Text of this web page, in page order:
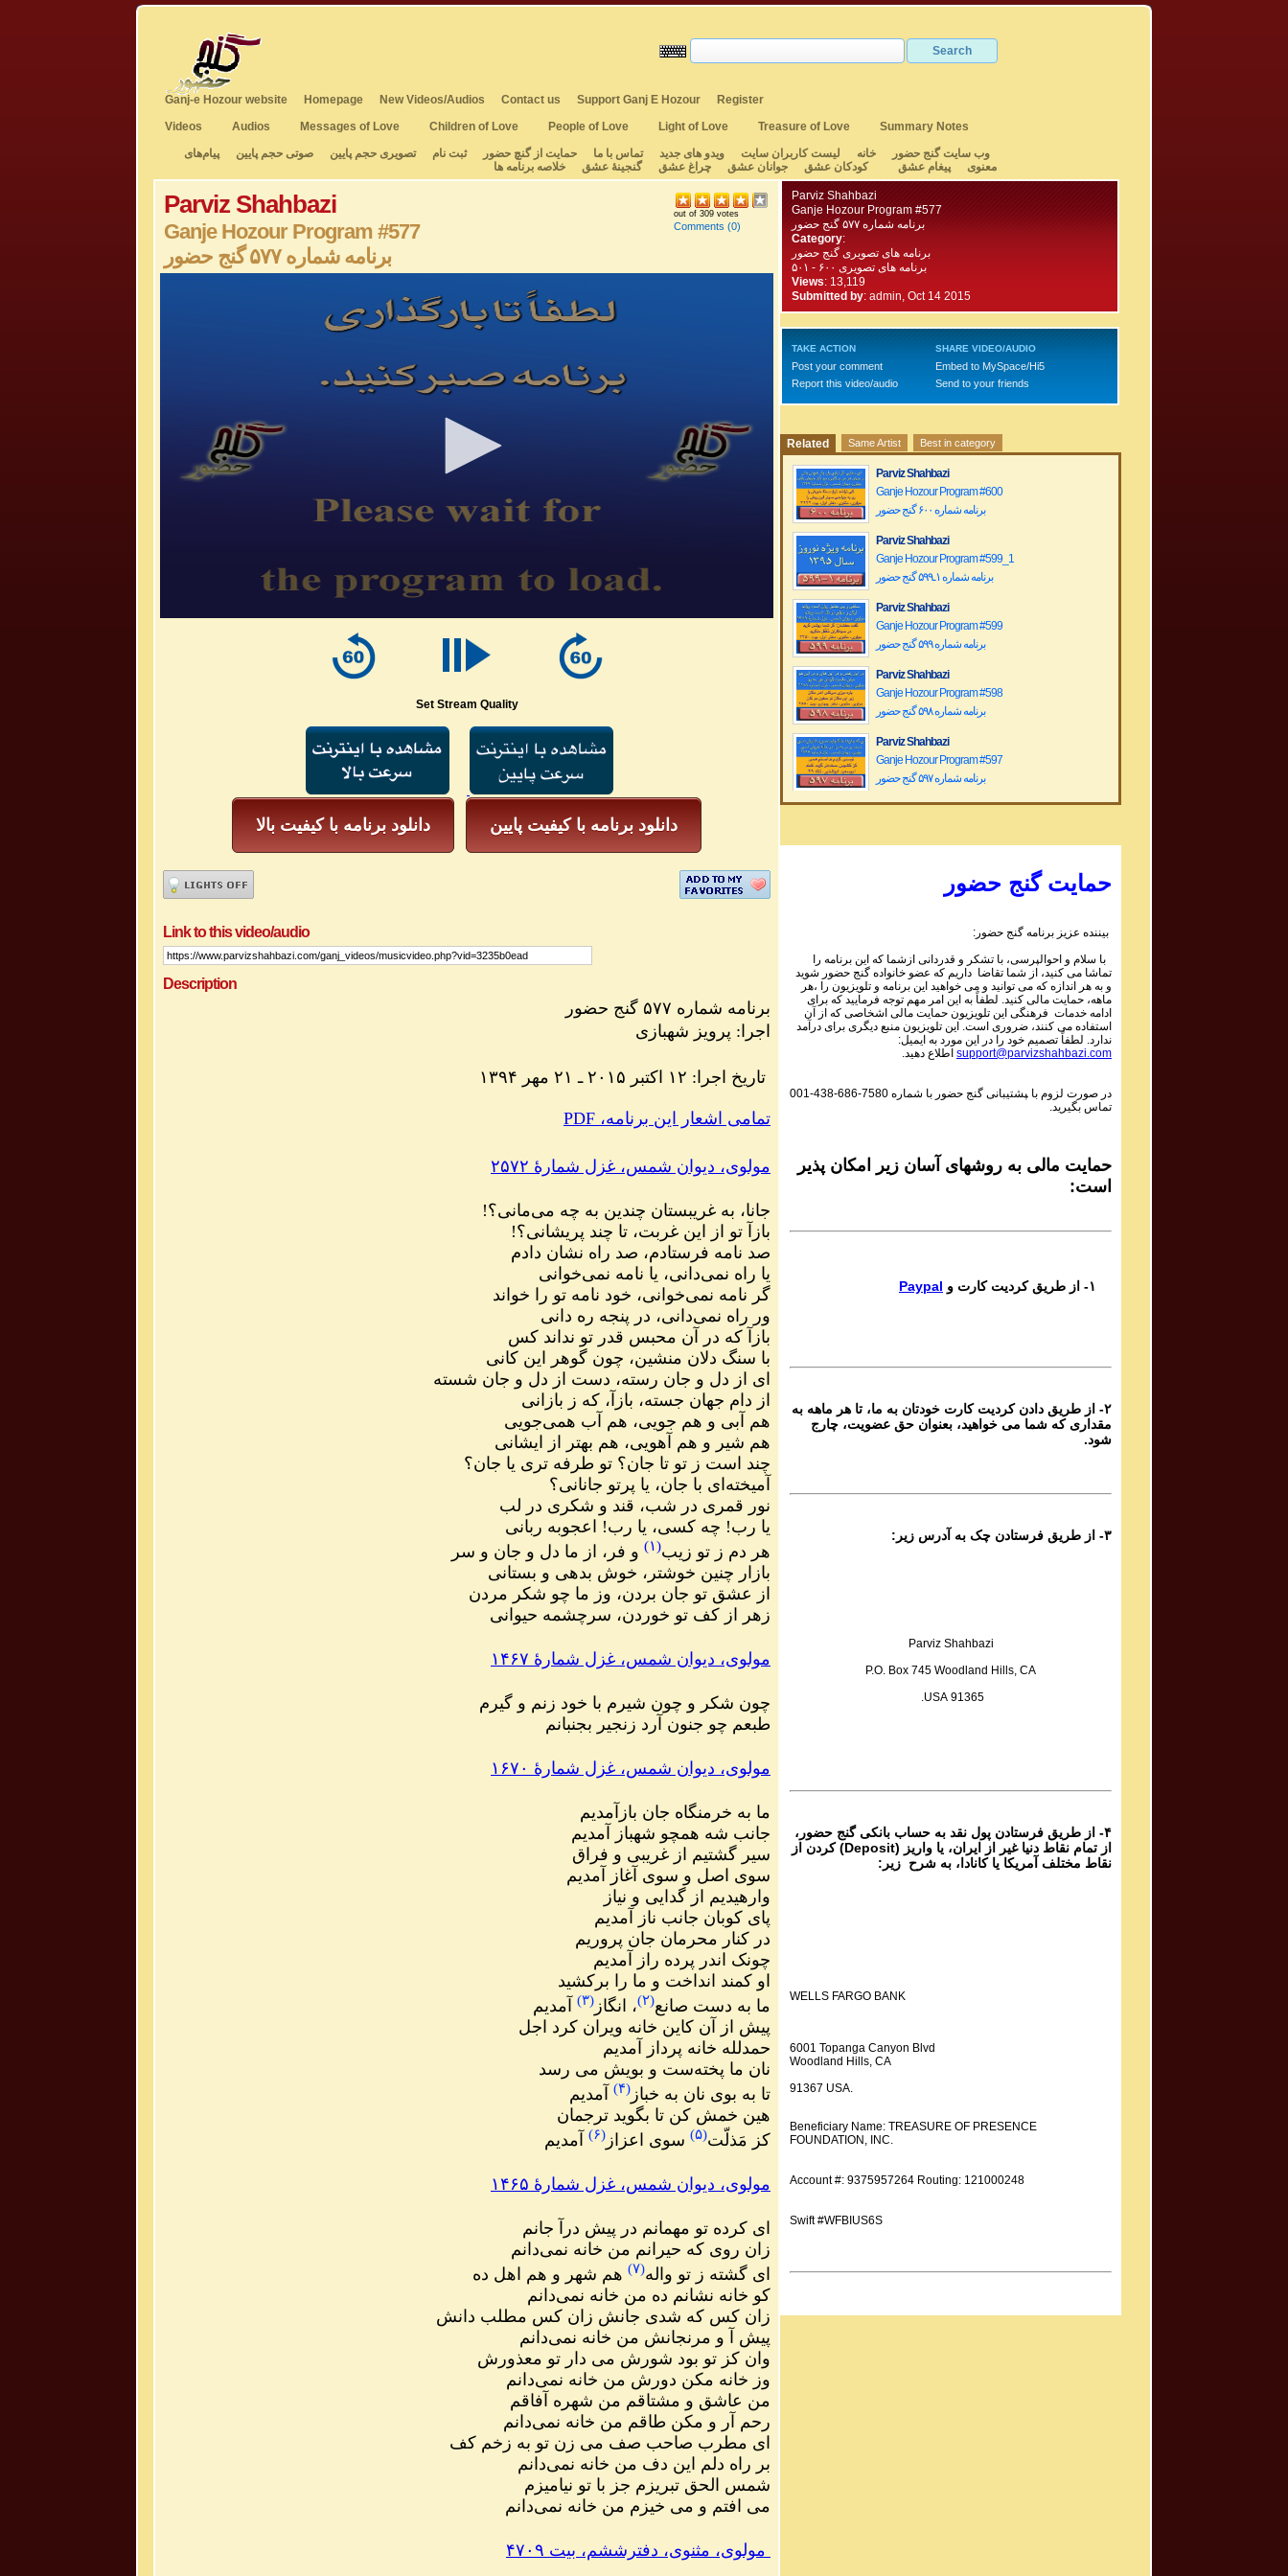
Ganj-e Hozour website Homepage New Videos/Audios Contact us Support Ganj E Hozour
Register
Videos
Audios Messages of Love Children of Love People of Love Light of Love Treasure of Love
Summary Notes
وب سایت گنج حضور
خانه لیست کاربران سایت ویدو های جدید تماس با ما حمایت از گنچ حضور ثبت نام تصویری حجم پایین صوتی حجم پایین
پیام‌های
معنوی
پیغام عشق کودکان عشق جوانان عشق چراغ عشق گنجینهٔ عشق خلاصه برنامه ها
Parviz Shahbazi
Ganje Hozour Program #577
برنامه شماره ۵۷۷ گنج حضور
out of 309 votes
Comments (0)
Set Stream Quality
دانلود برنامه با کیفیت بالا دانلود برنامه با کیفیت پایین
Link to this video/audio
Description
برنامه شماره ۵۷۷ گنج حضور
اجرا: پرویز شهبازی
PDF ،تمامی اشعار این برنامه
مولوی، دیوان شمس، غزل شمارهٔ ۲۵۷۲
جانا، به غریبستان چندین به چه می‌مانی؟!
بازآ تو از این غربت، تا چند پریشانی؟!
صد نامه فرستادم، صد راه نشان دادم
یا راه نمی‌دانی، یا نامه نمی‌خوانی
گر نامه نمی‌خوانی، خود نامه تو را خواند
ور راه نمی‌دانی، در پنجه ره دانی
بازآ که در آن محبس قدر تو نداند کس
با سنگ دلان منشین، چون گوهر این کانی
ای از دل و جان رسته، دست از دل و جان شسته
از دام جهان جسته، بازآ، که ز بازانی
هم آبی و هم جویی، هم آب همی‌جویی
هم شیر و هم آهویی، هم بهتر از ایشانی
چند است ز تو تا جان؟ تو طرفه تری یا جان؟
آمیخته‌ای با جان، یا پرتو جانانی؟
نور قمری در شب، قند و شکری در لب
یا رب! چه کسی، یا رب! اعجوبه ربانی
هر دم ز تو زیب(۱)
و فر، از ما دل و جان و سر
بازار چنین خوشتر، خوش بدهی و بستانی
از عشق تو جان بردن، وز ما چو شکر مردن
زهر از کف تو خوردن، سرچشمه حیوانی
مولوی، دیوان شمس، غزل شمارهٔ ۱۴۶۷
چون شکر و چون شیرم با خود زنم و گیرم
طبعم چو جنون آرد زنجیر بجنبانم
مولوی، دیوان شمس، غزل شمارهٔ ۱۶۷۰
ما به خرمنگاه جان بازآمدیم
جانب شه همچو شهباز آمدیم
سیر گشتیم از غریبی و فراق
سوی اصل و سوی آغاز آمدیم
وارهیدیم از گدایی و نیاز
پای کوبان جانب ناز آمدیم
در کنار محرمان جان پروریم
چونک اندر پرده راز آمدیم
او کمند انداخت و ما را برکشید
ما به دست صانع(۲)، انگاز (۳) آمدیم
پیش از آن کاین خانه ویران کرد اجل
حمدلله خانه پرداز آمدیم
نان ما پخته‌ست و بویش می رسد
تا به بوی نان به خباز (۴) آمدیم
هین خمش کن تا بگوید ترجمان
کز مَذلّت(۵) سوی اعزاز (۶) آمدیم
مولوی، دیوان شمس، غزل شمارهٔ ۱۴۶۵
ای کرده تو مهمانم در پیش درآ جانم
زان روی که حیرانم من خانه نمی‌دانم
ای گشته ز تو واله(۷) هم شهر و هم اهل ده
کو خانه نشانم ده من خانه نمی‌دانم
زان کس که شدی جانش زان کس مطلب دانش
پیش آ و مرنجانش من خانه نمی‌دانم
وان کز تو بود شورش می دار تو معذورش
وز خانه مکن دورش من خانه نمی‌دانم
من عاشق و مشتاقم من شهره آفاقم
رحم آر و مکن طاقم من خانه نمی‌دانم
ای مطرب صاحب صف می زن تو به زخم کف
بر راه دلم این دف من خانه نمی‌دانم
شمس الحق تبریزم جز با تو نیامیزم
می افتم و می خیزم من خانه نمی‌دانم
مولوی، مثنوی، دفترششم، بیت ۴۷۰۹
Parviz Shahbazi
Ganje Hozour Program #577
برنامه شماره ۵۷۷ گنج حضور
Category:
برنامه های تصویری گنج حضور
برنامه های تصویری ۶۰۰ - ۵۰۱
Views: 13,119
Submitted by: admin, Oct 14 2015
TAKE ACTION
Post your comment
Report this video/audio
SHARE VIDEO/AUDIO
Embed to MySpace/Hi5
Send to your friends
Related Same Artist Best in category
Parviz Shahbazi
Ganje Hozour Program #600
برنامه شماره ۶۰۰ گنج حضور
Parviz Shahbazi
Ganje Hozour Program #599_1
برنامه شماره ۱ـ۵۹۹ گنج حضور
Parviz Shahbazi
Ganje Hozour Program #599
برنامه شماره ۵۹۹ گنج حضور
Parviz Shahbazi
Ganje Hozour Program #598
برنامه شماره ۵۹۸ گنج حضور
Parviz Shahbazi
Ganje Hozour Program #597
برنامه شماره ۵۹۷ گنج حضور
Parviz Shahbazi
برنامه شماره ۵۹۶ گنج حضور
Ganje Hozour Program #595
Ganje Hozour Program #594
برنامه شماره ۵۹۴ گنج حضور
Parviz Shahbazi
Ganje Hozour Program #593
برنامه شماره ۵۹۳ گنج حضور
Ganje Hozour Program #592
Ganje Hozour Program #591
Ganje Hozour Program #590
Parviz Shahbazi
Ganje Hozour Program #589
Ganje Hozour Program #588
Parviz Shahbazi
Ganje Hozour Program #587
Ganje Hozour Program #586
Parviz Shahbazi
برنامه شماره ۵۸۴ گنج حضور
Ganje Hozour Program #583
حمایت گنج حضور
بیننده عزیز برنامه گنج حضور:
با سلام و احوالپرسی، با تشکر و قدردانی ازشما که این برنامه را
تماشا می کنید، از شما تقاضا داریم که عضو خانواده گنج حضور شوید
و به هر اندازه که می توانید و می خواهید این برنامه و تلویزیون را ،هر
ماهه، حمایت مالی کنید. لطفاً به این امر مهم توجه فرمایید که برای
ادامه خدمات فرهنگی این تلویزیون حمایت مالی اشخاصی که از آن
استفاده می کنند، ضروری است. این تلویزیون منبع دیگری برای درآمد
ندارد. لطفاً تصمیم خود را در این مورد به ایمیل:
support@parvizshahbazi.com اطلاع دهید.
در صورت لزوم با ‍پشتیبانی گنج حضور با شماره 001-438-686-7580
تماس بگیرید.
حمایت مالی به روشهای آسان زیر امکان پذیر
است:
Paypal
۲- از طریق دادن کردیت کارت خودتان به ما، تا هر ماهه به
مقداری که شما می خواهید، بعنوان حق عضویت، چارج
شود.
۳- از طریق فرستادن چک به آدرس زیر:
Parviz Shahbazi
P.O. Box 745 Woodland Hills, CA
91365 USA.
۴- از طریق فرستادن پول نقد به حساب بانکی گنج حضور،
از تمام نقاط دنیا غیر از ایران، یا واریز (Deposit) کردن از
نقاط مختلف آمریکا یا کانادا، به شرح زیر:
WELLS FARGO BANK
6001 Topanga Canyon Blvd
Woodland Hills, CA
91367 USA.
Beneficiary Name: TREASURE OF PRESENCE
FOUNDATION, INC.
Account #: 9375957264 Routing: 121000248
Swift #WFBIUS6S